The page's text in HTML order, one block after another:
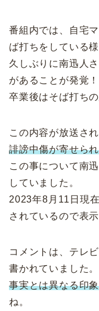
番組内では、自宅
ば打ちをしている
久しぶりに南迅人
があることが発覚！
卒業後はそば打ち
この内容が放送さ
誹謗中傷が寄せら
この事について南
していました。
2023年8月11日現
されているので表
コメントは、テレ
書かれていました。
事実とは異なる印
ね。